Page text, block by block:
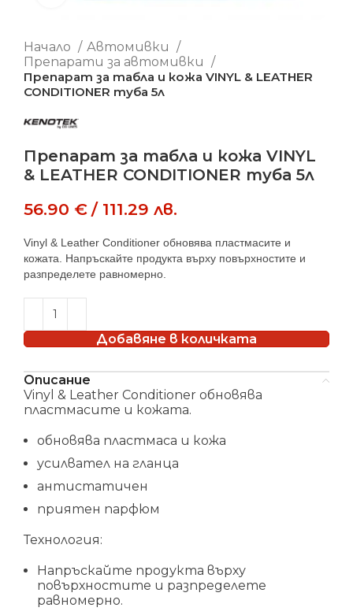
Начало
Автомивки
Препарати за автомивки
Препарат за табла и кожа VINYL & LEATHER
CONDITIONER туба 5л
Препарат за табла и кожа VINYL
& LEATHER CONDITIONER туба 5л
56.90 € / 111.29 лв.
Vinyl & Leather Conditioner обновява пластмасите и
кожата. Напръскайте продукта върху повърхностите и
разпределете равномерно.
Добавяне в количката
Описание
Vinyl & Leather Conditioner обновява
пластмасите и кожата.
обновява пластмаса и кожа
усилвател на гланца
антистатичен
приятен парфюм
Технология:
Напръскайте продукта върху
повърхностите и разпределете
равномерно.